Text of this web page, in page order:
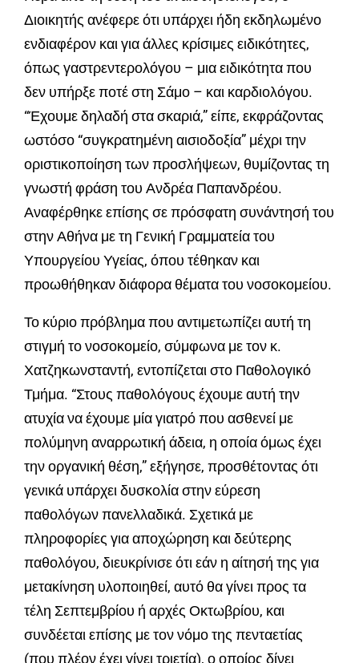
Διοικητής ανέφερε ότι υπάρχει ήδη εκδηλωμένο
ενδιαφέρον και για άλλες κρίσιμες ειδικότητες,
όπως γαστρεντερολόγου – μια ειδικότητα που
δεν υπήρξε ποτέ στη Σάμο – και καρδιολόγου.
“Έχουμε δηλαδή στα σκαριά,” είπε, εκφράζοντας
ωστόσο “συγκρατημένη αισιοδοξία” μέχρι την
οριστικοποίηση των προσλήψεων, θυμίζοντας τη
γνωστή φράση του Ανδρέα Παπανδρέου.
Αναφέρθηκε επίσης σε πρόσφατη συνάντησή του
στην Αθήνα με τη Γενική Γραμματεία του
Υπουργείου Υγείας, όπου τέθηκαν και
προωθήθηκαν διάφορα θέματα του νοσοκομείου.
Το κύριο πρόβλημα που αντιμετωπίζει αυτή τη
στιγμή το νοσοκομείο, σύμφωνα με τον κ.
Χατζηκωνσταντή, εντοπίζεται στο Παθολογικό
Τμήμα. “Στους παθολόγους έχουμε αυτή την
ατυχία να έχουμε μία γιατρό που ασθενεί με
πολύμηνη αναρρωτική άδεια, η οποία όμως έχει
την οργανική θέση,” εξήγησε, προσθέτοντας ότι
γενικά υπάρχει δυσκολία στην εύρεση
παθολόγων πανελλαδικά. Σχετικά με
πληροφορίες για αποχώρηση και δεύτερης
παθολόγου, διευκρίνισε ότι εάν η αίτησή της για
μετακίνηση υλοποιηθεί, αυτό θα γίνει προς τα
τέλη Σεπτεμβρίου ή αρχές Οκτωβρίου, και
συνδέεται επίσης με τον νόμο της πενταετίας
(που πλέον έχει γίνει τριετία), ο οποίος δίνει